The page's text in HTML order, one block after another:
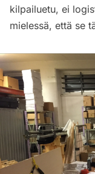
kilpailuetu, ei
mielessä, että se